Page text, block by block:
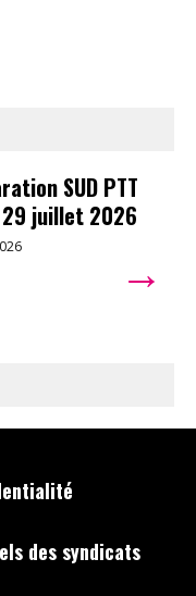
SUD PTT
29 juillet 2026
→
des syndicats